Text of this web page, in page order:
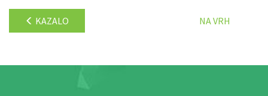
KAZALO NA VRH